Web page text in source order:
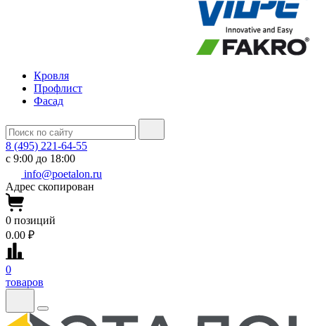
Кровля
Профлист
Фасад
8 (495) 221-64-55
с 9:00 до 18:00
info@poetalon.ru
Адрес скопирован
0 позиций
0.00 ₽
0
товаров